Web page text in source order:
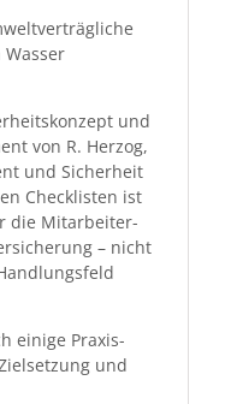
und
von R. Her­zog,
und Sicher­heit
Check­lis­ten ist
die Mitar­beit­er­
– nicht
einige Prax­is­
und